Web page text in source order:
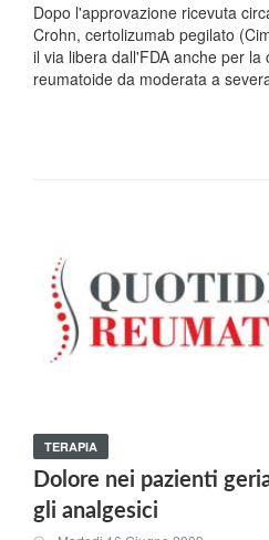
Dopo l'approvazione ricevuta
Crohn, certolizumab pegilato
il via libera dall'FDA anche per
reumatoide da moderata a
TERAPIA
Dolore nei pazienti
gli analgesici